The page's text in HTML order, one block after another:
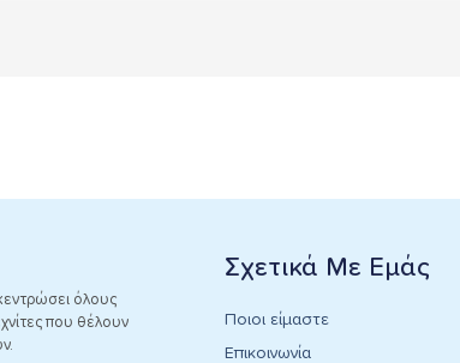
όλους
που θέλουν
Σχετικά Με Εμάς
Ποιοι είμαστε
Επικοινωνία